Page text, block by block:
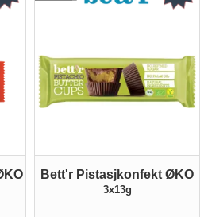
Bett'r Pistasjkonfekt ØKO
3x13g